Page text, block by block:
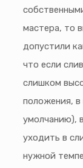
мастера, то
допустили
что если
слишком
положения,
умолчанию),
уходить в
нужной